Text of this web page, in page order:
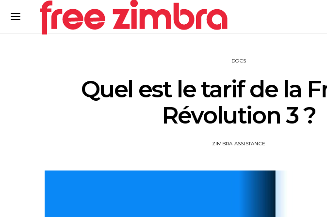
DOCS
Quel est le tarif de la
Révolution 3 ?
ZIMBRA ASSISTANCE